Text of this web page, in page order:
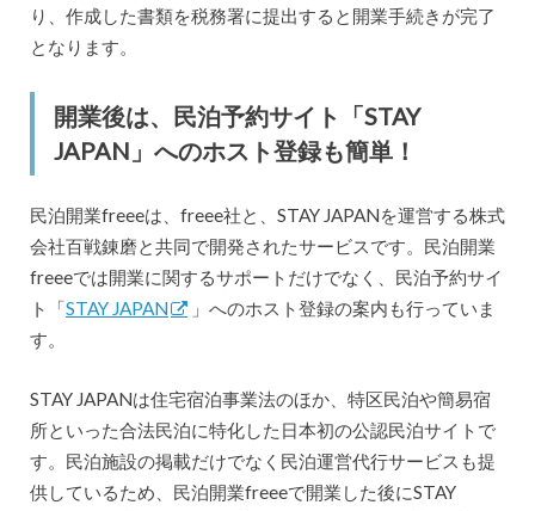
り、作成した書類を税務署に提出すると開業手続きが完了
となります。
開業後は、民泊予約サイト「STAY
JAPAN」へのホスト登録も簡単！
民泊開業freeeは、freee社と、STAY JAPANを運営する株式
会社百戦錬磨と共同で開発されたサービスです。民泊開業
freeeでは開業に関するサポートだけでなく、民泊予約サイ
ト「STAY JAPAN
」へのホスト登録の案内も行っていま
す。
STAY JAPANは住宅宿泊事業法のほか、特区民泊や簡易宿
所といった合法民泊に特化した日本初の公認民泊サイトで
す。民泊施設の掲載だけでなく民泊運営代行サービスも提
供しているため、民泊開業freeeで開業した後にSTAY